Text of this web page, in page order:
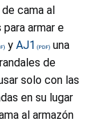
cama al
armar e
y AJ1
una
de
solo con las
en su lugar
al armazón